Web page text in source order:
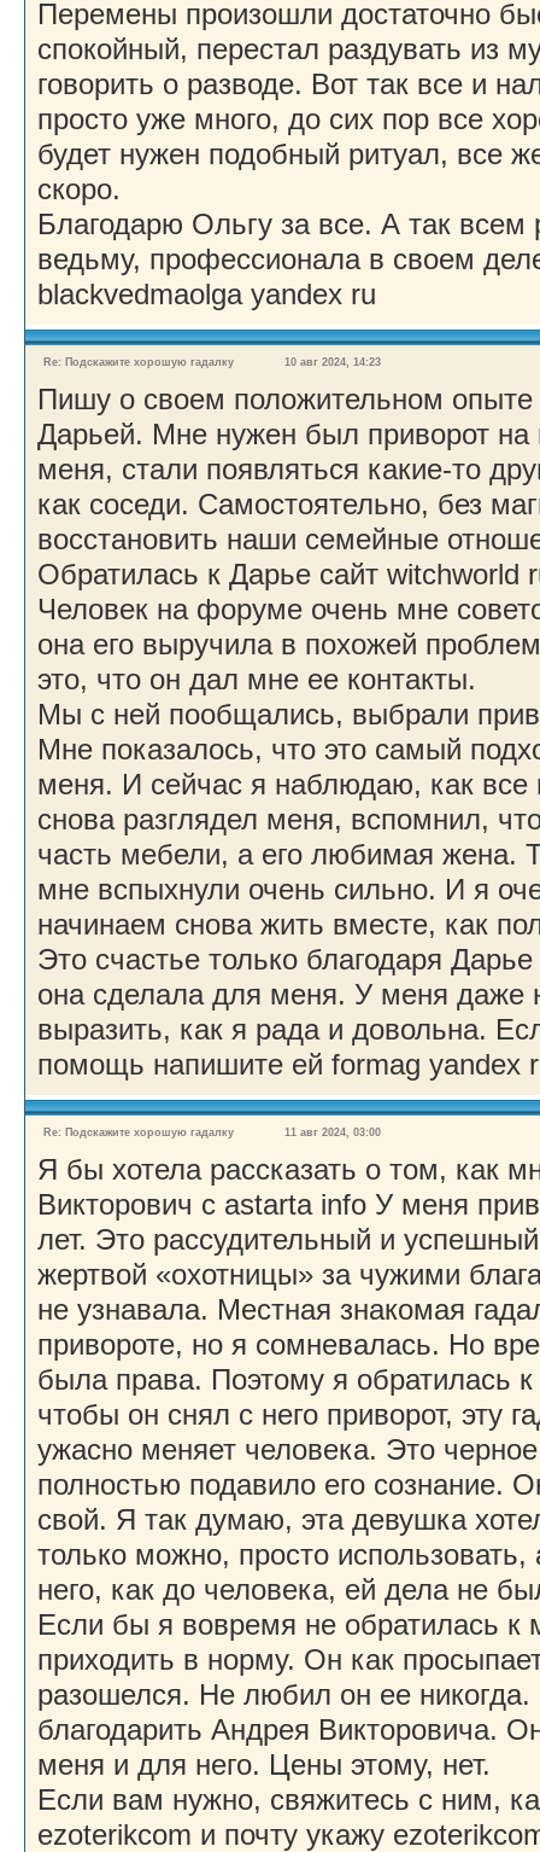
Перемены произошли достаточно
спокойный, перестал раздувать из
говорить о разводе. Вот так все и
просто уже много, до сих пор все
будет нужен подобный ритуал, все
скоро.
Благодарю Ольгу за все. А так
ведьму, профессионала в своем
blackvedmaolga yandex ru
Re: Подскажите хорошую гадалку 10 авг 2024, 14:23
Пишу о своем положительном
Дарьей. Мне нужен был приворот
меня, стали появляться какие-то
как соседи. Самостоятельно, без
восстановить наши семейные
Обратилась к Дарье сайт witchworld
Человек на форуме очень мне
она его выручила в похожей
это, что он дал мне ее контакты.
Мы с ней пообщались, выбрали
Мне показалось, что это самый
меня. И сейчас я наблюдаю, как все
снова разглядел меня, вспомнил,
часть мебели, а его любимая жена.
мне вспыхнули очень сильно. И я
начинаем снова жить вместе, как
Это счастье только благодаря
она сделала для меня. У меня даже
выразить, как я рада и довольна.
помощь напишите ей formag yandex
Re: Подскажите хорошую гадалку 11 авг 2024, 03:00
Я бы хотела рассказать о том, как
Викторович с astarta info У меня
лет. Это рассудительный и
жертвой «охотницы» за чужими
не узнавала. Местная знакомая
привороте, но я сомневалась. Но
была права. Поэтому я обратилась
чтобы он снял с него приворот, эту
ужасно меняет человека. Это
полностью подавило его сознание.
свой. Я так думаю, эта девушка
только можно, просто
него, как до человека, ей дела не
Если бы я вовремя не обратилась к
приходить в норму. Он как
разошелся. Не любил он ее
благодарить Андрея Викторовича.
меня и для него. Цены этому, нет.
Если вам нужно, свяжитесь с ним,
ezoterikcom и почту укажу